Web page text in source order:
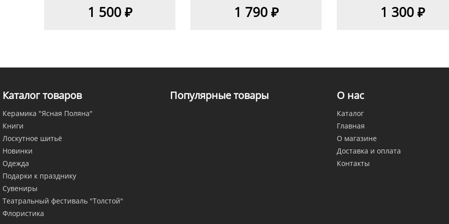
1 500 ₽ 1 790 ₽ 1 300 ₽
Каталог товаров
Керамика "Ясная Поляна"
Книги
Лоскутное шитьё
Новинки
Одежда
Подарки к празднику
Сувениры
Театральный фестиваль "Толстой"
Флористика
Популярные товары О нас
Каталог
Главная
О магазине
Доставка и оплата
Контакты